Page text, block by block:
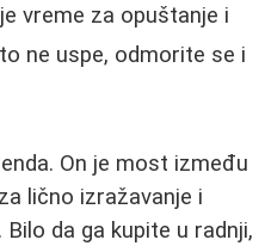
vreme za opuštanje i
ne uspe, odmorite se i
On je most između
lično izražavanje i
da ga kupite u radnji,